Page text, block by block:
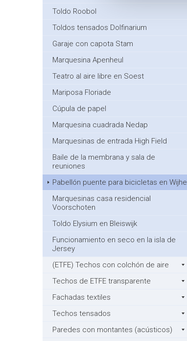
Toldo Roobol
Toldos tensados Dolfinarium
Garaje con capota Stam
Marquesina Apenheul
Teatro al aire libre en Soest
Mariposa Floriade
Cúpula de papel
Marquesina cuadrada Nedap
Marquesinas de entrada High Field
Baile de la membrana y sala de
reuniones
Pabellón puente para bicicletas en Wijhe
Marquesinas casa residencial
Voorschoten
Toldo Elysium en Bleiswijk
Funcionamiento en seco en la isla de
Jersey
(ETFE) Techos con colchón de aire
Techos de ETFE transparente
Fachadas textiles
Techos tensados
Paredes con montantes (acústicos)